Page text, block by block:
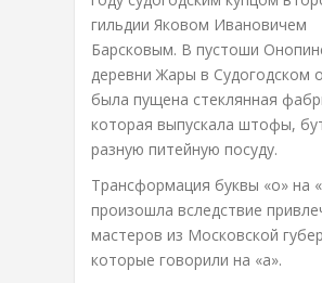
гильдии Яковом Ивановичем
Барсковым. В пустоши
деревни Жары в Судогодском
была пущена стеклянная
которая выпускала штофы,
разную питейную посуду.
Трансформация буквы «о» на
произошла вследствие
мастеров из Московской
которые говорили на «а».